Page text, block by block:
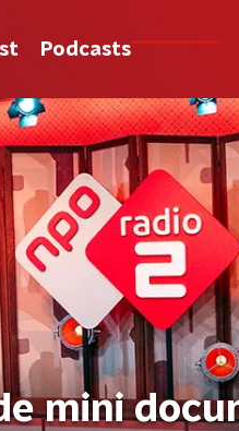
Podcasts
mini